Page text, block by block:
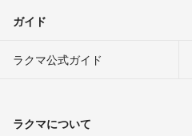
ガイド
ラクマ公式ガイド
ラクマについて